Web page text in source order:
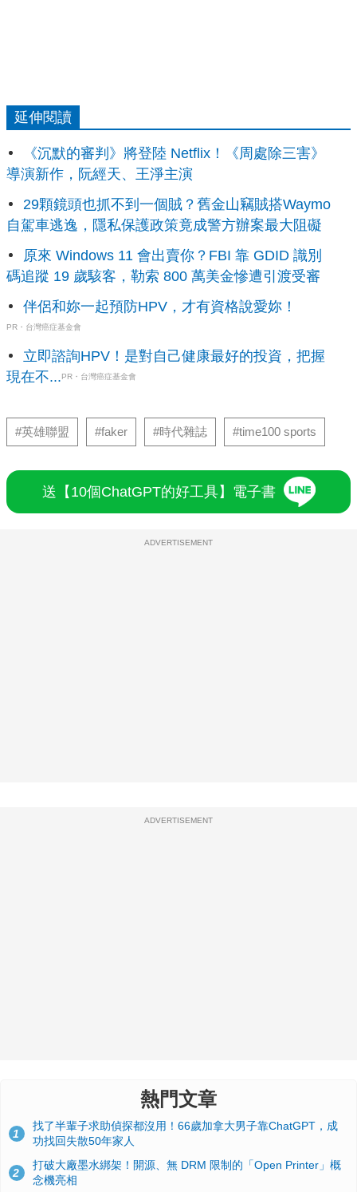
延伸閱讀
《沉默的審判》將登陸 Netflix！《周處除三害》
導演新作，阮經天、王淨主演
29顆鏡頭也抓不到一個賊？舊金山竊賊搭Waymo
自駕車逃逸，隱私保護政策竟成警方辦案最大阻礙
原來 Windows 11 會出賣你？FBI 靠 GDID 識別
碼追蹤 19 歲駭客，勒索 800 萬美金慘遭引渡受審
伴侶和妳一起預防HPV，才有資格說愛妳！
PR・台灣癌症基金會
立即諮詢HPV！是對自己健康最好的投資，把握
現在不...PR・台灣癌症基金會
#英雄聯盟 #faker #時代雜誌 #time100 sports
送【10個ChatGPT的好工具】電子書
ADVERTISEMENT
ADVERTISEMENT
熱門文章
1
找了半輩子求助偵探都沒用！66歲加拿大男子靠ChatGPT，成
功找回失散50年家人
2
打破大廠墨水綁架！開源、無 DRM 限制的「Open Printer」概
念機亮相